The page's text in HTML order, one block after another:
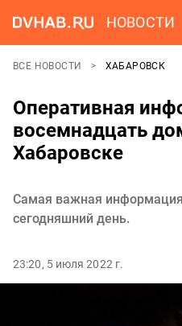
НОВОСТИ
ВСЕ НОВОСТИ ХАБАРОВСК
Оперативная
восемнадцать
Хабаровске
Самая важная информация
сегодняшний день.
23:20, 5 июля 2022 г.